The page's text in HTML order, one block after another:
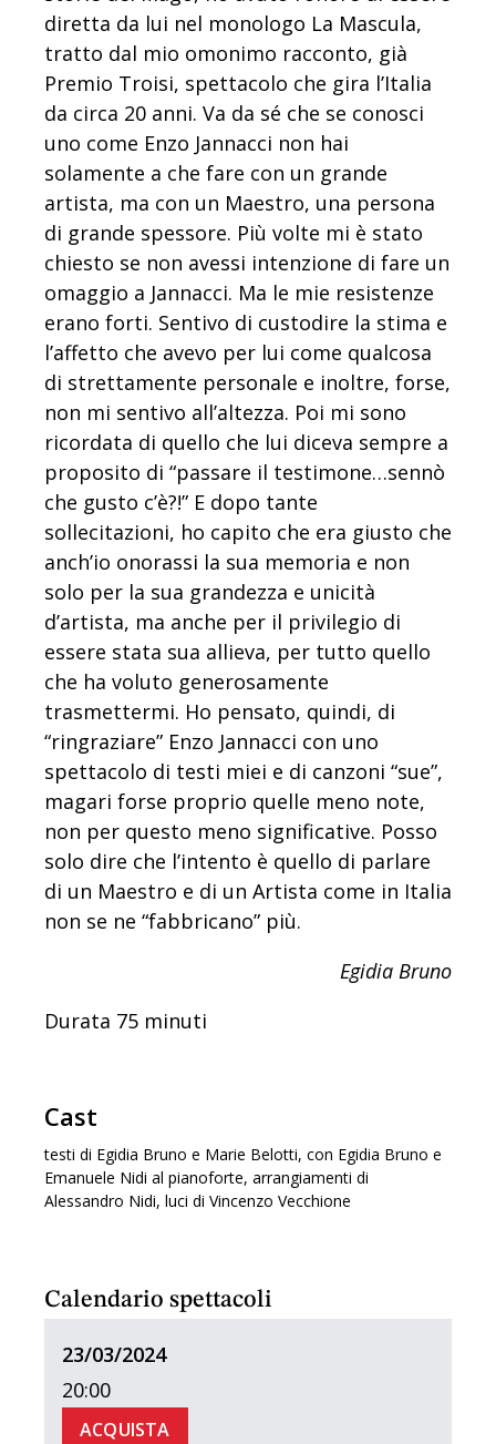
diretta da lui nel monologo La Mascula,
tratto dal mio omonimo racconto, già
Premio Troisi, spettacolo che gira l’Italia
da circa 20 anni. Va da sé che se conosci
uno come Enzo Jannacci non hai
solamente a che fare con un grande
artista, ma con un Maestro, una persona
di grande spessore. Più volte mi è stato
chiesto se non avessi intenzione di fare un
omaggio a Jannacci. Ma le mie resistenze
erano forti. Sentivo di custodire la stima e
l’affetto che avevo per lui come qualcosa
di strettamente personale e inoltre, forse,
non mi sentivo all’altezza. Poi mi sono
ricordata di quello che lui diceva sempre a
proposito di “passare il testimone…sennò
che gusto c’è?!” E dopo tante
sollecitazioni, ho capito che era giusto che
anch’io onorassi la sua memoria e non
solo per la sua grandezza e unicità
d’artista, ma anche per il privilegio di
essere stata sua allieva, per tutto quello
che ha voluto generosamente
trasmettermi. Ho pensato, quindi, di
“ringraziare” Enzo Jannacci con uno
spettacolo di testi miei e di canzoni “sue”,
magari forse proprio quelle meno note,
non per questo meno significative. Posso
solo dire che l’intento è quello di parlare
di un Maestro e di un Artista come in Italia
non se ne “fabbricano” più.
Egidia Bruno
Durata 75 minuti
Cast
testi di Egidia Bruno e Marie Belotti, con Egidia Bruno e
Emanuele Nidi al pianoforte, arrangiamenti di
Alessandro Nidi, luci di Vincenzo Vecchione
Calendario spettacoli
23/03/2024
20:00
ACQUISTA